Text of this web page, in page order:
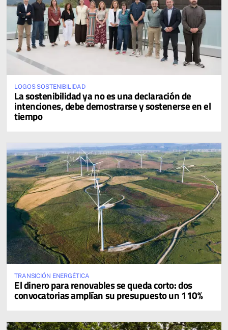
LOGOS SOSTENIBILIDAD
La sostenibilidad ya no es una declaración de
intenciones, debe demostrarse y sostenerse en el
tiempo
TRANSICIÓN ENERGÉTICA
El dinero para renovables se queda corto: dos
convocatorias amplían su presupuesto un 110%